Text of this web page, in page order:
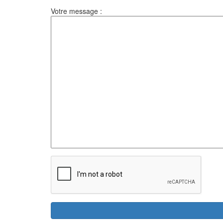
Votre message :